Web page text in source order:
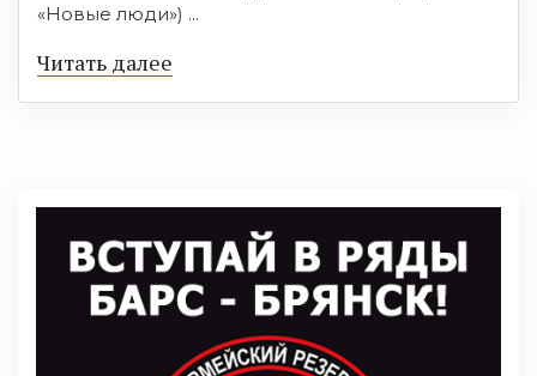
«Новые люди») ...
Читать далее